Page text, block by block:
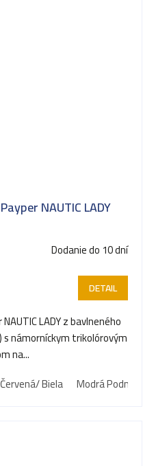
NAUTIC LADY
Dodanie do 10 dní
DETAIL
LADY z bavlneného
s námorníckym trikolórovým
na...
Červená/ Biela Modrá